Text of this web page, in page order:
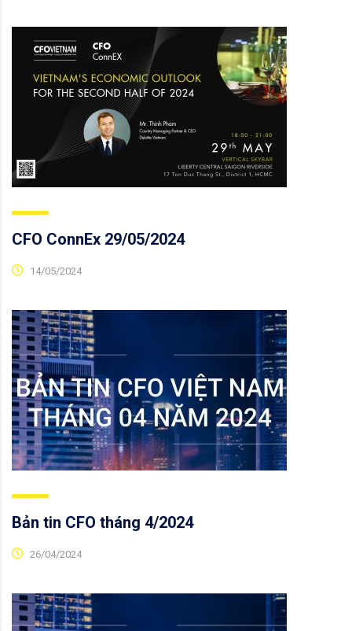
CFO ConnEx 29/05/2024
14/05/2024
Bản tin CFO tháng 4/2024
26/04/2024